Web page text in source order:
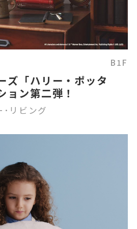
B1F
ズ「ハリー・ポッタ
ョン第二弾！
･リビング